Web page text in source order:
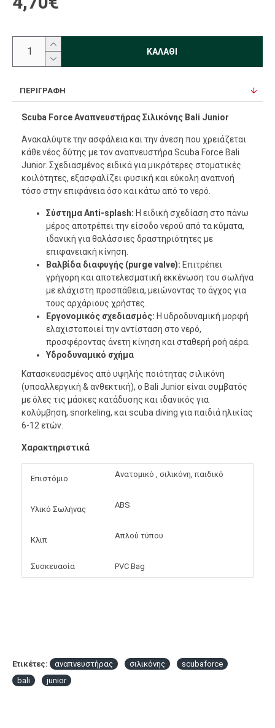
ΚΑΛΆΘΙ
ΠΕΡΙΓΡΑΦΉ
Scuba Force Αναπνευστήρας Σιλικόνης Bali Junior
Ανακαλύψτε την ασφάλεια και την άνεση που χρειάζεται
κάθε νέος δύτης με τον αναπνευστήρα Scuba Force Bali
Junior. Σχεδιασμένος ειδικά για μικρότερες στοματικές
κοιλότητες, εξασφαλίζει φυσική και εύκολη αναπνοή
τόσο στην επιφάνεια όσο και κάτω από το νερό.
Σύστημα Anti-splash: Η ειδική σχεδίαση στο πάνω
μέρος αποτρέπει την είσοδο νερού από τα κύματα,
ιδανική για θαλάσσιες δραστηριότητες με
επιφανειακή κίνηση.
Βαλβίδα διαφυγής (purge valve): Επιτρέπει
γρήγορη και αποτελεσματική εκκένωση του σωλήνα
με ελάχιστη προσπάθεια, μειώνοντας το άγχος για
τους αρχάριους χρήστες.
Εργονομικός σχεδιασμός: Η υδροδυναμική μορφή
ελαχιστοποιεί την αντίσταση στο νερό,
προσφέροντας άνετη κίνηση και σταθερή ροή αέρα.
Υδροδυναμικό σχήμα
Κατασκευασμένος από υψηλής ποιότητας σιλικόνη
(υποαλλεργική & ανθεκτική), ο Bali Junior είναι συμβατός
με όλες τις μάσκες κατάδυσης και ιδανικός για
κολύμβηση, snorkeling, και scuba diving για παιδιά ηλικίας
6-12 ετών.
Χαρακτηριστικά
Επιστόμιο Ανατομικό , σιλικόνη, παιδικό
Υλικό Σωλήνας ABS
Κλιπ Απλού τύπου
Συσκευασία PVC Bag
Ετικέτες: αναπνευστήρας σιλικόνης
scubaforce
bali
junior